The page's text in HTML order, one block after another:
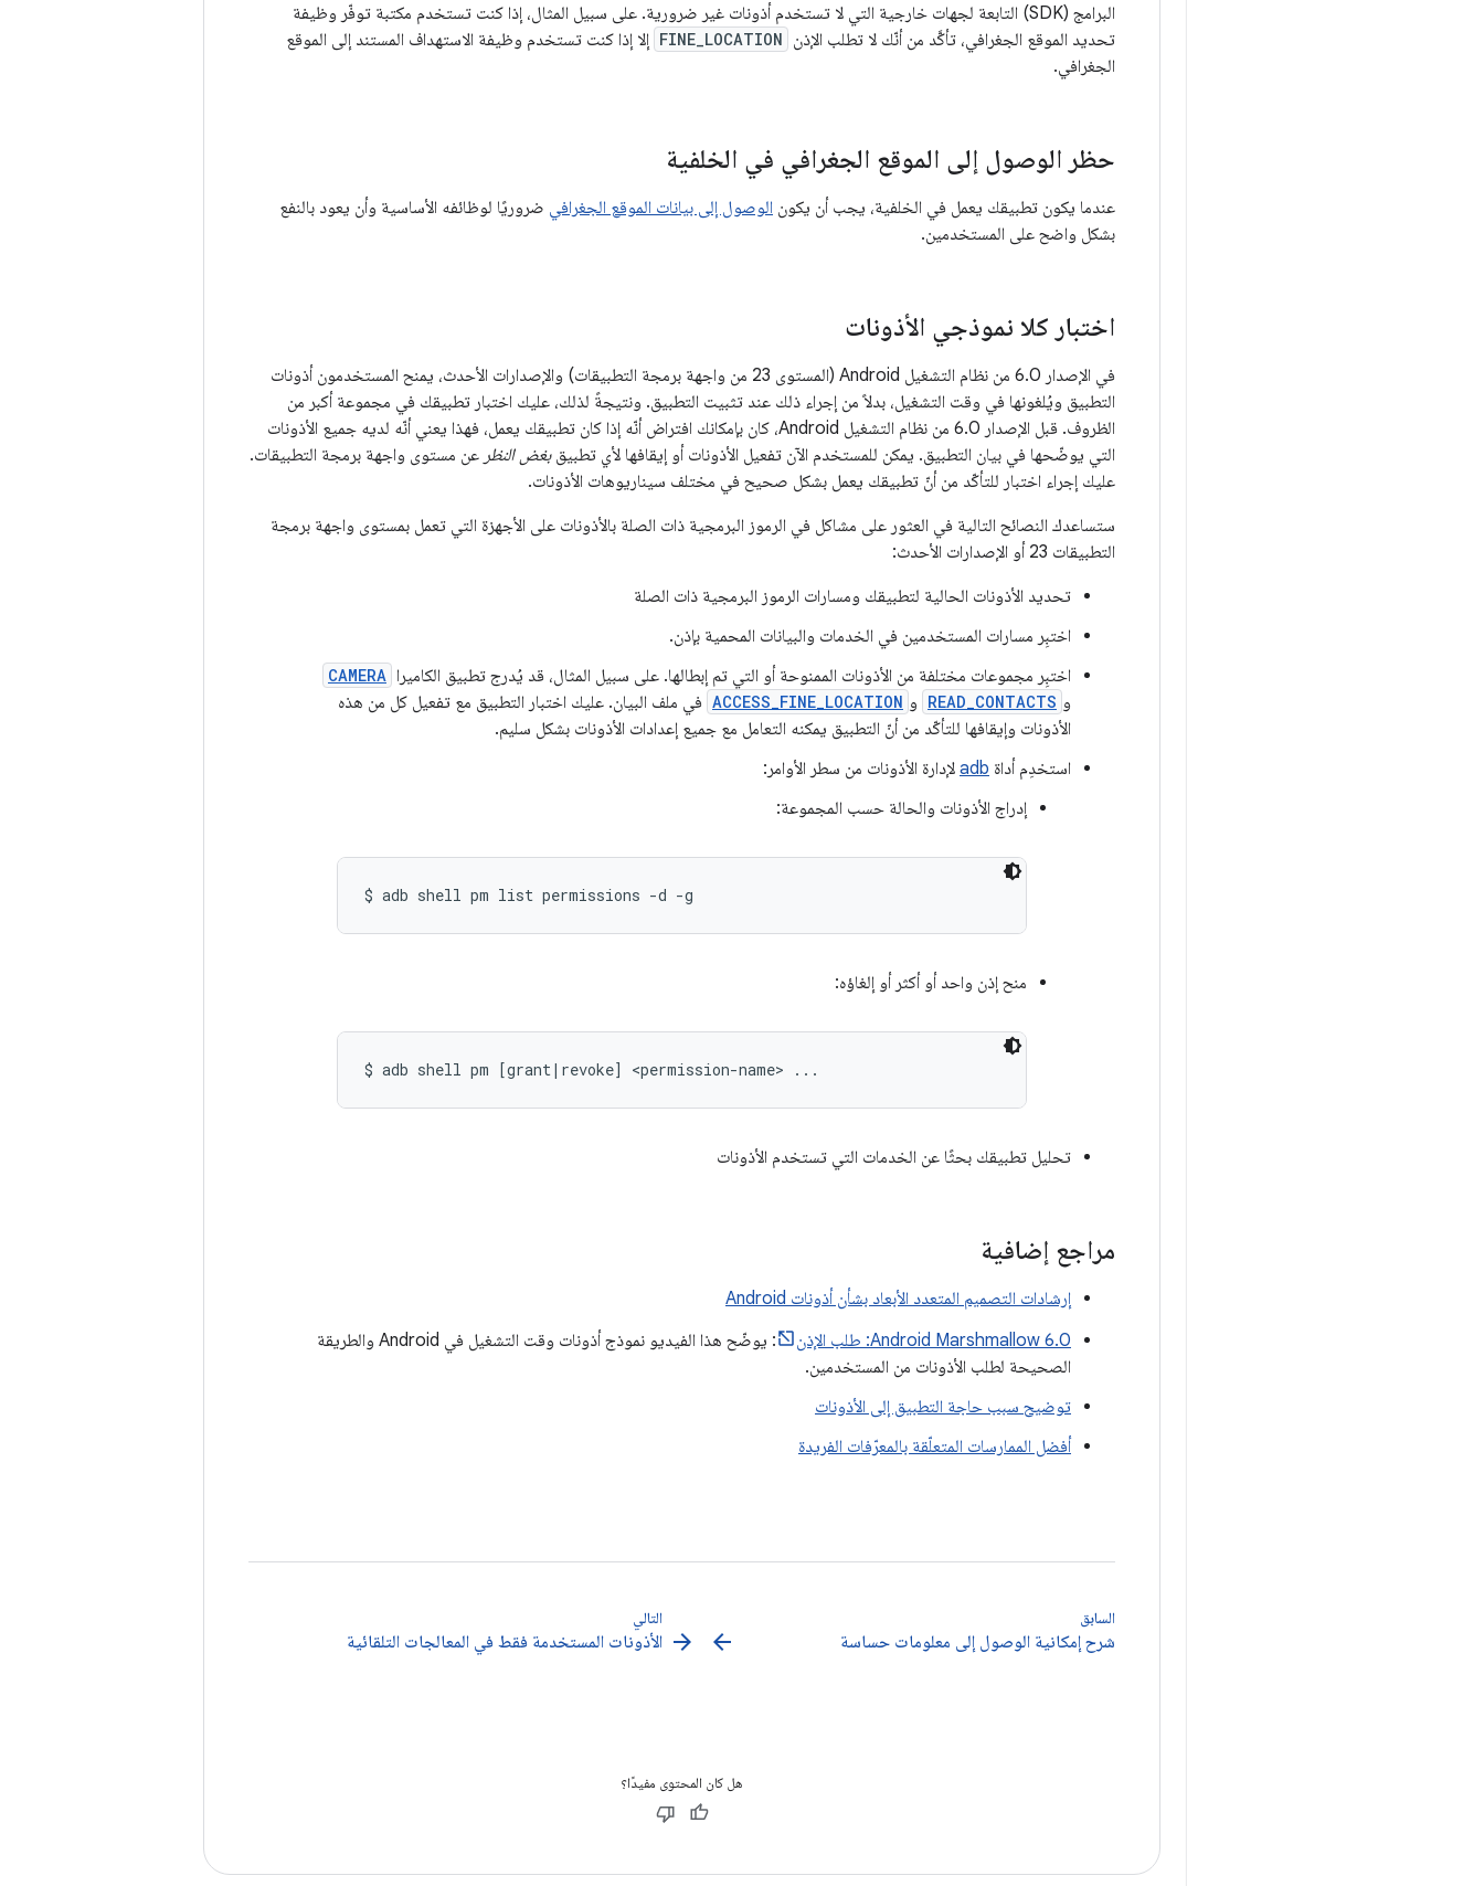
البرامج (SDK) التابعة لجهات خارجية التي لا تستخدم أذونات غير ضرورية. على سبيل المثال، إذا كنت تستخدم مكتبة توفّر وظيفة
تحديد الموقع الجغرافي، تأكَّد من أنّك لا تطلب الإذن FINE_LOCATION إلا إذا كنت تستخدم وظيفة الاستهداف المستند إلى الموقع
الجغرافي.
حظر الوصول إلى الموقع الجغرافي في الخلفية
عندما يكون تطبيقك يعمل في الخلفية، يجب أن يكون الوصول إلى بيانات الموقع الجغرافي ضروريًا لوظائفه الأساسية وأن يعود بالنفع
بشكل واضح على المستخدمين.
اختبار كلا نموذجي الأذونات
في الإصدار 6.0 من نظام التشغيل Android (المستوى 23 من واجهة برمجة التطبيقات) والإصدارات الأحدث، يمنح المستخدمون أذونات
التطبيق ويُلغونها في وقت التشغيل، بدلاً من إجراء ذلك عند تثبيت التطبيق. ونتيجةً لذلك، عليك اختبار تطبيقك في مجموعة أكبر من
الظروف. قبل الإصدار 6.0 من نظام التشغيل Android، كان بإمكانك افتراض أنّه إذا كان تطبيقك يعمل، فهذا يعني أنّه لديه جميع الأذونات
التي يوضّحها في بيان التطبيق. يمكن للمستخدم الآن تفعيل الأذونات أو إيقافها لأي تطبيقبغض النظر عن مستوى واجهة برمجة التطبيقات.
عليك إجراء اختبار للتأكّد من أنّ تطبيقك يعمل بشكل صحيح في مختلف سيناريوهات الأذونات.
ستساعدك النصائح التالية في العثور على مشاكل في الرموز البرمجية ذات الصلة بالأذونات على الأجهزة التي تعمل بمستوى واجهة برمجة
التطبيقات 23 أو الإصدارات الأحدث:
تحديد الأذونات الحالية لتطبيقك ومسارات الرموز البرمجية ذات الصلة
اختبِر مسارات المستخدمين في الخدمات والبيانات المحمية بإذن.
اختبِر مجموعات مختلفة من الأذونات الممنوحة أو التي تم إبطالها. على سبيل المثال، قد يُدرج تطبيق الكاميرا CAMERA
و READ_CONTACTS و ACCESS_FINE_LOCATION في ملف البيان. عليك اختبار التطبيق مع تفعيل كل من هذه
الأذونات وإيقافها للتأكّد من أنّ التطبيق يمكنه التعامل مع جميع إعدادات الأذونات بشكل سليم.
استخدِم أداة adb لإدارة الأذونات من سطر الأوامر:
إدراج الأذونات والحالة حسب المجموعة:
$ adb shell pm list permissions -d -g
منح إذن واحد أو أكثر أو إلغاؤه:
$ adb shell pm [grant|revoke] <permission-name> ...
تحليل تطبيقك بحثًا عن الخدمات التي تستخدم الأذونات
مراجع إضافية
إرشادات التصميم المتعدد الأبعاد بشأن أذونات Android
‫Android Marshmallow 6.0: طلب الإذن
: يوضّح هذا الفيديو نموذج أذونات وقت التشغيل في Android والطريقة
الصحيحة لطلب الأذونات من المستخدمين.
توضيح سبب حاجة التطبيق إلى الأذونات
أفضل الممارسات المتعلّقة بالمعرّفات الفريدة
السابق
arrow_back شرح إمكانية الوصول إلى معلومات حساسة
التالي
الأذونات المستخدمة فقط في المعالجات التلقائية arrow_forward
هل كان المحتوى مفيدًا؟